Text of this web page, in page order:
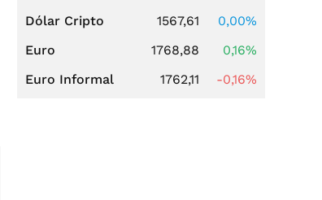
Dólar Cripto 1567,61
0,00%
Euro
1768,88
0,16%
Euro Informal
1762,11 -0,16%